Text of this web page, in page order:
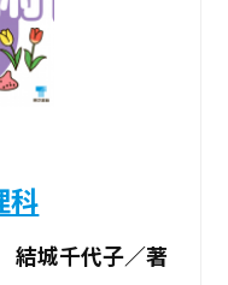
科
城千代子／著